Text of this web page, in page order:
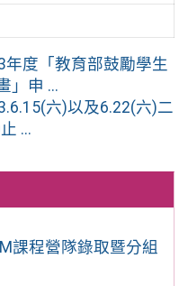
課程營隊錄取暨分組
年度「教育部鼓勵學生
」申 ...
六)以及6.22(六)二
...